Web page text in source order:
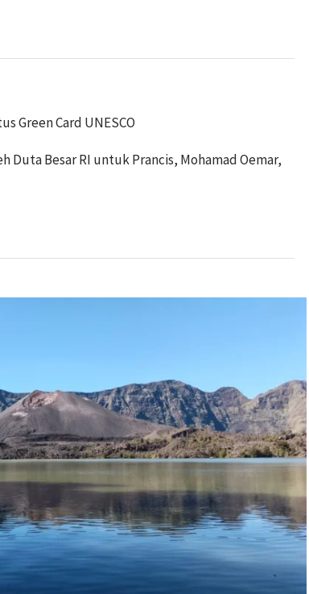
Green Card UNESCO
Duta Besar RI untuk Prancis, Mohamad Oemar,